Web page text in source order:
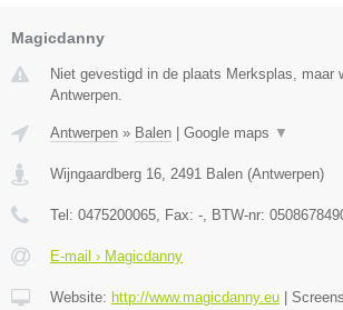
Magicdanny
Niet gevestigd in de plaats Merksplas, maar
Antwerpen.
Antwerpen » Balen Google maps ▼
Wijngaardberg 16, 2491 Balen (Antwerpen)
Tel: 0475200065, Fax: -, BTW-nr:
E-mail › Magicdanny
Website: http://www.magicdanny.eu